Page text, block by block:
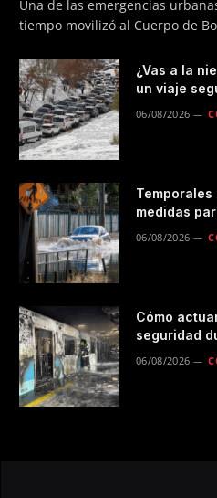
Una de las emergencias
tiempo movilizó al Cuerpo de
¿Vas a la
un viaje
06/08/2026
medidas
06/08/2026
Cómo
seguridad
06/08/2026